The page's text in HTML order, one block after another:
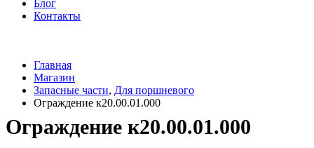
Блог
Контакты
Главная
Магазин
Запасные части, Для поршневого
Ограждение к20.00.01.000
Ограждение к20.00.01.000